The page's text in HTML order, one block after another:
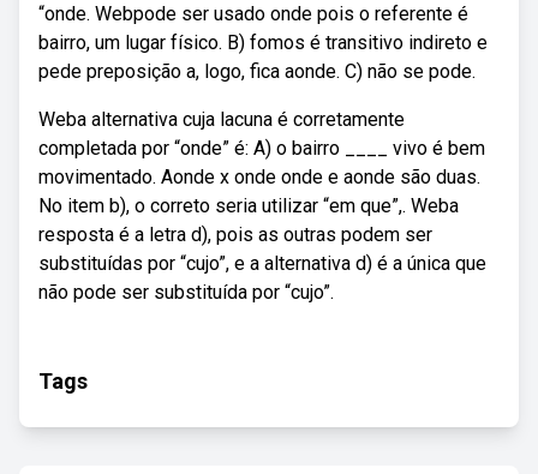
“onde. Webpode ser usado onde pois o referente é
bairro, um lugar físico. B) fomos é transitivo indireto e
pede preposição a, logo, fica aonde. C) não se pode.
Weba alternativa cuja lacuna é corretamente
completada por “onde” é: A) o bairro ____ vivo é bem
movimentado. Aonde x onde onde e aonde são duas.
No item b), o correto seria utilizar “em que”,. Weba
resposta é a letra d), pois as outras podem ser
substituídas por “cujo”, e a alternativa d) é a única que
não pode ser substituída por “cujo”.
Tags